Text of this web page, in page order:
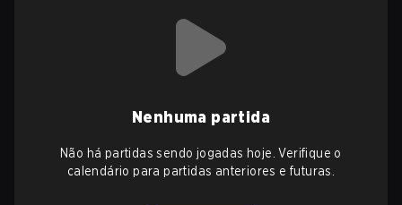
Nenhuma partida
Não há partidas sendo jogadas hoje. Verifique o
calendário para partidas anteriores e futuras.